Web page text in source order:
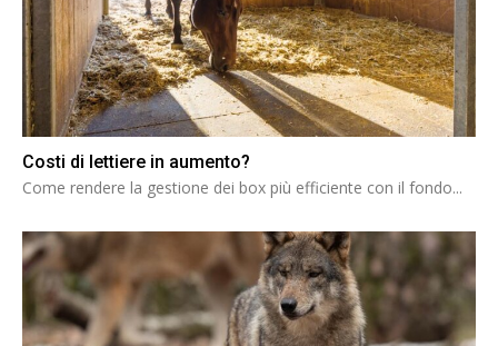
Costi di lettiere in aumento?
Come rendere la gestione dei box più efficiente con il fondo...